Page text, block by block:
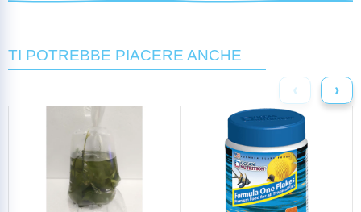
TI POTREBBE PIACERE ANCHE
‹ ›